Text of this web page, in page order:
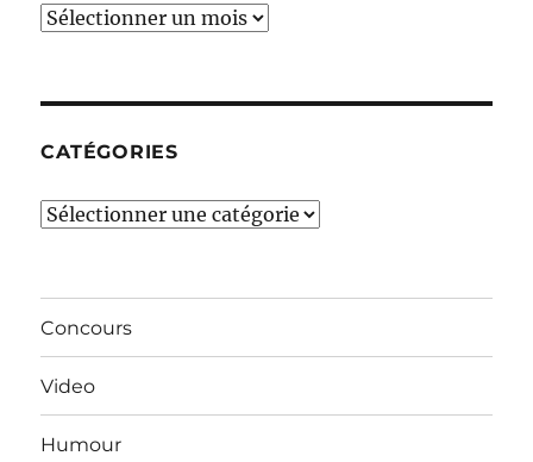
Ces
CATÉGORIES
Catégories
Concours
Video
Humour